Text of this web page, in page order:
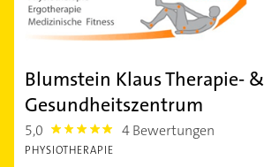
Blumstein Klaus Therapie- &
Gesundheitszentrum
5,0 5.0 4 Bewertungen
PHYSIOTHERAPIE